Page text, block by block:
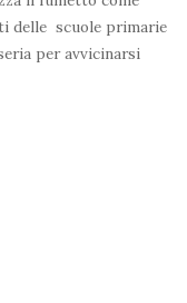
delle scuole primarie
per avvicinarsi